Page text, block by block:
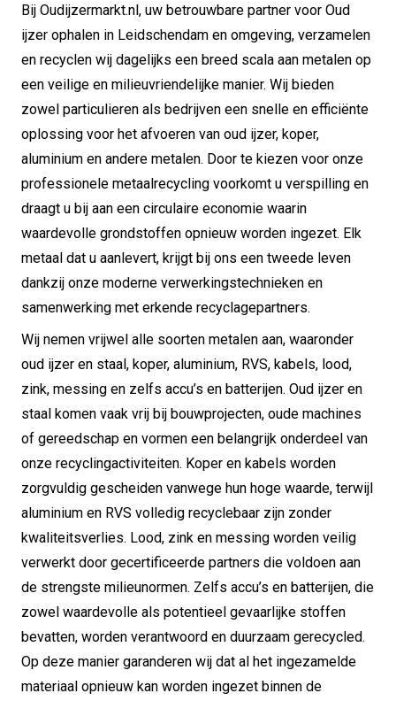
Bij Oudijzermarkt.nl, uw betrouwbare partner voor Oud
ijzer ophalen in Leidschendam en omgeving, verzamelen
en recyclen wij dagelijks een breed scala aan metalen op
een veilige en milieuvriendelijke manier. Wij bieden
zowel particulieren als bedrijven een snelle en efficiënte
oplossing voor het afvoeren van oud ijzer, koper,
aluminium en andere metalen. Door te kiezen voor onze
professionele metaalrecycling voorkomt u verspilling en
draagt u bij aan een circulaire economie waarin
waardevolle grondstoffen opnieuw worden ingezet. Elk
metaal dat u aanlevert, krijgt bij ons een tweede leven
dankzij onze moderne verwerkingstechnieken en
samenwerking met erkende recyclagepartners.
Wij nemen vrijwel alle soorten metalen aan, waaronder
oud ijzer en staal, koper, aluminium, RVS, kabels, lood,
zink, messing en zelfs accu’s en batterijen. Oud ijzer en
staal komen vaak vrij bij bouwprojecten, oude machines
of gereedschap en vormen een belangrijk onderdeel van
onze recyclingactiviteiten. Koper en kabels worden
zorgvuldig gescheiden vanwege hun hoge waarde, terwijl
aluminium en RVS volledig recyclebaar zijn zonder
kwaliteitsverlies. Lood, zink en messing worden veilig
verwerkt door gecertificeerde partners die voldoen aan
de strengste milieunormen. Zelfs accu’s en batterijen, die
zowel waardevolle als potentieel gevaarlijke stoffen
bevatten, worden verantwoord en duurzaam gerecycled.
Op deze manier garanderen wij dat al het ingezamelde
materiaal opnieuw kan worden ingezet binnen de